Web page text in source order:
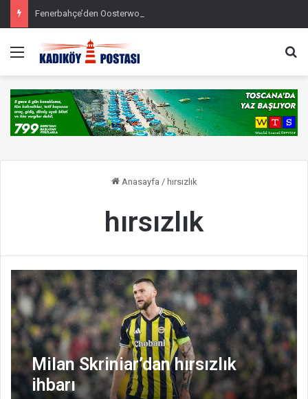
Fenerbahçe’den Oosterwolde açıklaması
Menü
Anasayfa / hırsızlık
hırsızlık
Milan Skriniar’dan hırsızlık
ihbarı